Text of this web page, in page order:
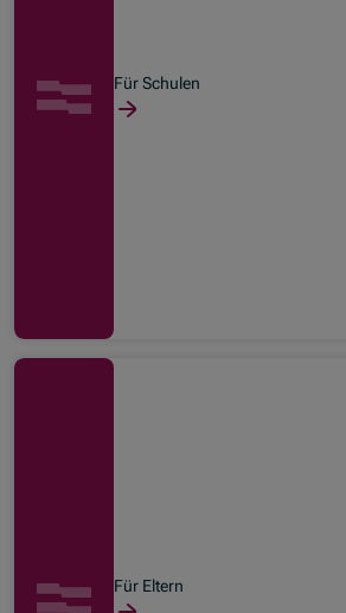
Für Schulen
Für Eltern